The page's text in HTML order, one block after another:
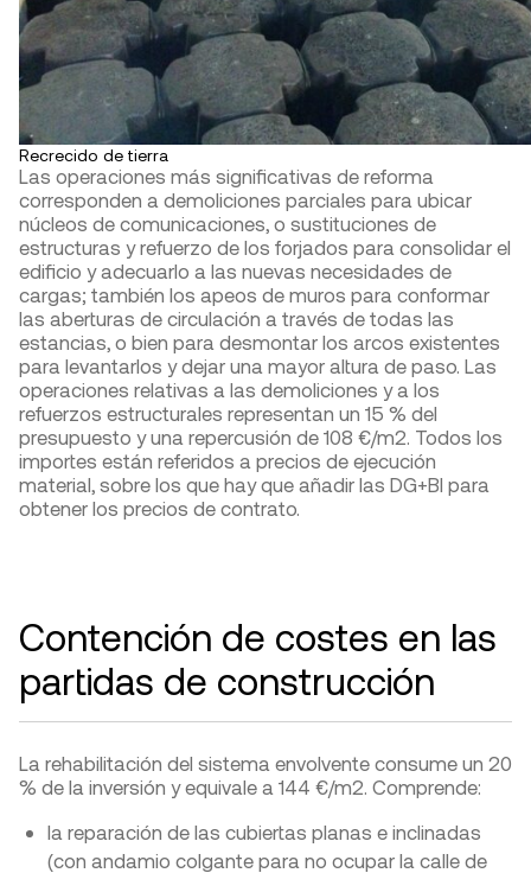
Recrecido de tierra
Las operaciones más significativas de reforma
corresponden a demoliciones parciales para ubicar
núcleos de comunicaciones, o sustituciones de
estructuras y refuerzo de los forjados para consolidar el
edificio y adecuarlo a las nuevas necesidades de
cargas; también los apeos de muros para conformar
las aberturas de circulación a través de todas las
estancias, o bien para desmontar los arcos existentes
para levantarlos y dejar una mayor altura de paso. Las
operaciones relativas a las demoliciones y a los
refuerzos estructurales representan un 15 % del
presupuesto y una repercusión de 108 €/m2 . Todos los
importes están referidos a precios de ejecución
material, sobre los que hay que añadir las DG+BI para
obtener los precios de contrato.
Contención de costes en las
partidas de construcción
La rehabilitación del sistema envolvente consume un 20
% de la inversión y equivale a 144 €/m2 . Comprende:
la reparación de las cubiertas planas e inclinadas
(con andamio colgante para no ocupar la calle de